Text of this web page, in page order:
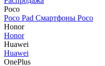
Poco
Poco Pad Смартфоны Poco
Honor
Honor
Huawei
Huawei
OnePlus